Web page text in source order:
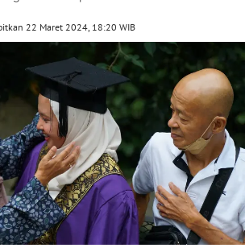
22 Maret 2024, 18:20 WIB